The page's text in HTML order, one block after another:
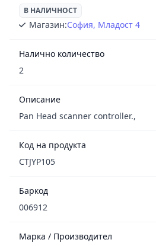
В НАЛИЧНОСТ
Магазин:София, Младост 4
Налично количество
2
Описание
Pan Head scanner controller.,
Код на продукта
CTJYP105
Баркод
006912
Марка / Производител